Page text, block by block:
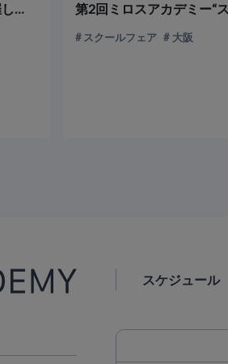
第2回“スクールフェア”in名古屋を開催しました
スクールフェア 大阪
スケジュール